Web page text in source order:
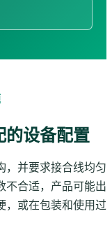
的设备配置
，并要求接合线均匀
不合适，产品可能出
，或在包装和使用过